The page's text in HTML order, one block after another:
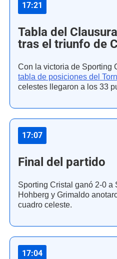
17:21
Tabla del
tras el triunfo de
Con la victoria de Sporting
tabla de posiciones del
celestes llegaron a los 33
17:07
Final del partido
Sporting Cristal ganó 2-0 a
Hohberg y Grimaldo
cuadro celeste.
17:04